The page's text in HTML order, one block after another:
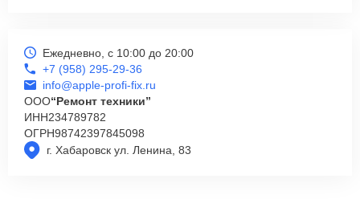
г. Хабаровск ул. Ленина, 83
Ежедневно, с 10:00 до 20:00
+7 (958) 295-29-36
info@apple-profi-fix.ru
ООО“Ремонт техники”
ИНН234789782
ОГРН98742397845098